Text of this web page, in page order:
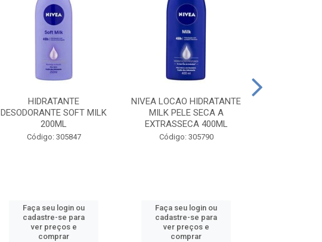
HIDRATANTE
DESODORANTE SOFT MILK
200ML
Código: 305847
Faça seu login ou
cadastre-se para
ver preços e
comprar
NIVEA LOCAO HIDRATANTE
MILK PELE SECA A
EXTRASSECA 400ML
Código: 305790
Faça seu login ou
cadastre-se para
ver preços e
comprar